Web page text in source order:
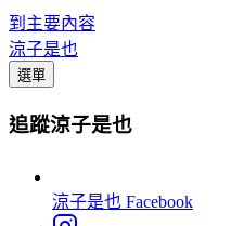
到主要內容
涼子是也
選單
追蹤涼子是也
涼子是也 Facebook